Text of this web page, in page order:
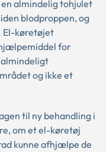
almindelig tohjulet
blodproppen, og
El-køretøjet
for
og ikke et
til ny behandling i
om et el-køretøj
kunne afhjælpe de